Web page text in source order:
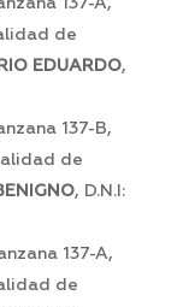
137-A,
de
EDUARDO,
137-B,
de
, D.N.I:
137-A,
de